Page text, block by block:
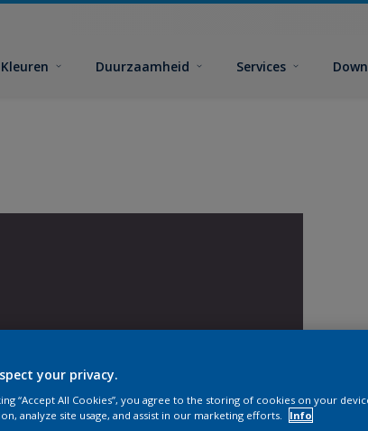
Kleuren Duurzaamheid Services
your privacy.
“Accept All Cookies”, you agree to the storing of cookies on your
analyze site usage, and assist in our marketing efforts.
Info